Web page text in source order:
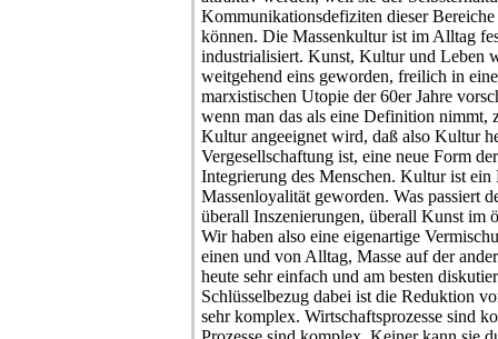
Kommunikationsdefiziten dieser
können. Die Massenkultur ist im Alltag
industrialisiert. Kunst, Kultur und Leben
weitgehend eins geworden, freilich in
marxistischen Utopie der 60er Jahre
wenn man das als eine Definition nimmt,
Kultur angeeignet wird, daß also Kultur
Vergesellschaftung ist, eine neue Form
Integrierung des Menschen. Kultur ist
Massenloyalität geworden. Was passiert
überall Inszenierungen, überall Kunst im
Wir haben also eine eigenartige
einen und von Alltag, Masse auf der
heute sehr einfach und am besten
Schlüsselbezug dabei ist die Reduktion
sehr komplex. Wirtschaftsprozesse sind